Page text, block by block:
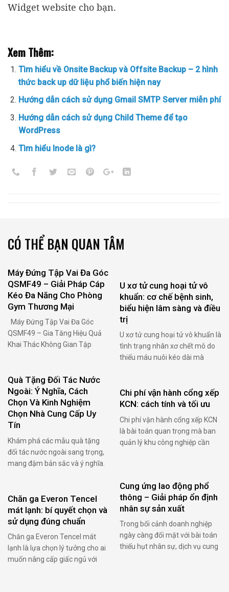
Widget website cho bạn.
Xem Thêm:
Tìm hiểu về Onsite Backup và Offsite Backup – 2 hình
thức back up dữ liệu phổ biến hiện nay
Hướng dẫn cách sử dụng Gmail SMTP Server miễn phí
Hướng dẫn cách sử dụng Child Theme để tạo
WordPress
Tìm hiểu Inode là gì?
CÓ THỂ BẠN QUAN TÂM
Máy Đứng Tập Vai Đa Góc
QSMF49 – Giải Pháp Cáp
Kéo Đa Năng Cho Phòng
Gym Thương Mại
Máy Đứng Tập Vai Đa Góc
QSMF49 – Gia Tăng Hiệu Quả
Khai Thác Không Gian Tập
gym, các chủ đầu tư không chỉ
quan tâm đến số lượng thiết bị
mà còn chú trọng khả năng
khai thác tối đa diện tích và …
U xơ tử cung hoại tử vô
khuẩn: cơ chế bệnh sinh,
biểu hiện lâm sàng và điều
trị
U xơ tử cung hoại tử vô khuẩn là
tình trạng nhân xơ chết mô do
thiếu máu nuôi kéo dài mà
nguyệt
Quà Tặng Đối Tác Nước
Ngoài: Ý Nghĩa, Cách
Chọn Và Kinh Nghiệm
Chọn Nhà Cung Cấp Uy
Tín
Khám phá các mẫu quà tặng
đối tác nước ngoài sang trọng,
mang đậm bản sắc và ý nghĩa.
uy tín.
Chi phí vận hành cổng xếp
KCN: cách tính và tối ưu
Chi phí vận hành cổng xếp KCN
là bài toán quan trọng mà ban
quản lý khu công nghiệp cần
Chăn ga Everon Tencel
mát lạnh: bí quyết chọn và
sử dụng đúng chuẩn
Chăn ga Everon Tencel mát
lạnh là lựa chọn lý tưởng cho ai
muốn nâng cấp giấc ngủ với
Cung ứng lao động phổ
thông – Giải pháp ổn định
nhân sự sản xuất
Trong bối cảnh doanh nghiệp
ngày càng đối mặt với bài toán
thiếu hụt nhân sự, dịch vụ cung